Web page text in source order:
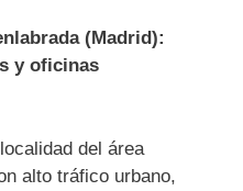
(Madrid):
y oficinas
del área
alto tráfico urbano,